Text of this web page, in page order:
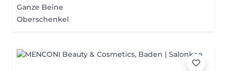
Ganze Beine
Oberschenkel